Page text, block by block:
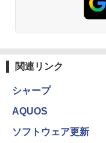
関連リンク
シャープ
AQUOS
ソフトウェア更新